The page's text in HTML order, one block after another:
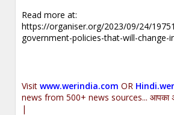
Read more at:
https://organiser.org/2023/09/24/
government-policies-that-will-change-
Visitwww.werindia.com OR
news from 500+ news sources... आपका
|